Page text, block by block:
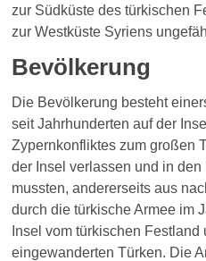
zur Südküste des türkischen
zur Westküste Syriens
Bevölkerung
Die Bevölkerung besteht
seit Jahrhunderten auf der
Zypernkonfliktes zum großen
der Insel verlassen und in
mussten, andererseits aus
durch die türkische Armee im
Insel vom türkischen
eingewanderten Türken. Die